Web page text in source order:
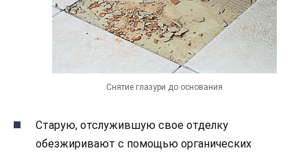
Снятие глазури до основания
Старую, отслужившую свое отделку
обезжиривают с помощью органических